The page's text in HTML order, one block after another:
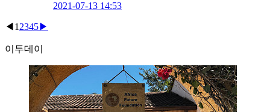
2021-07-13 14:53
◀ 1 2345▶
이투데이